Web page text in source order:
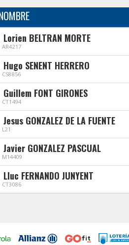
Lorien BELTRAN MORTE
AR4217
Hugo SENENT HERRERO
CS8856
Guillem FONT GIRONES
CT1494
Jesus GONZALEZ DE LA FUENTE
L21
Javier GONZALEZ PASCUAL
M14409
Lluc FERNANDO JUNYENT
CT3086